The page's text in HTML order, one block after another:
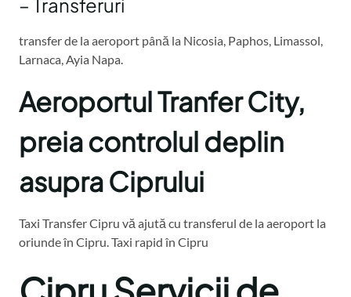
– Transferuri
transfer de la aeroport până la Nicosia, Paphos, Limassol,
Larnaca, Ayia Napa.
Aeroportul Tranfer City,
preia controlul deplin
asupra Ciprului
Taxi Transfer Cipru vă ajută cu transferul de la aeroport la
oriunde în Cipru. Taxi rapid în Cipru